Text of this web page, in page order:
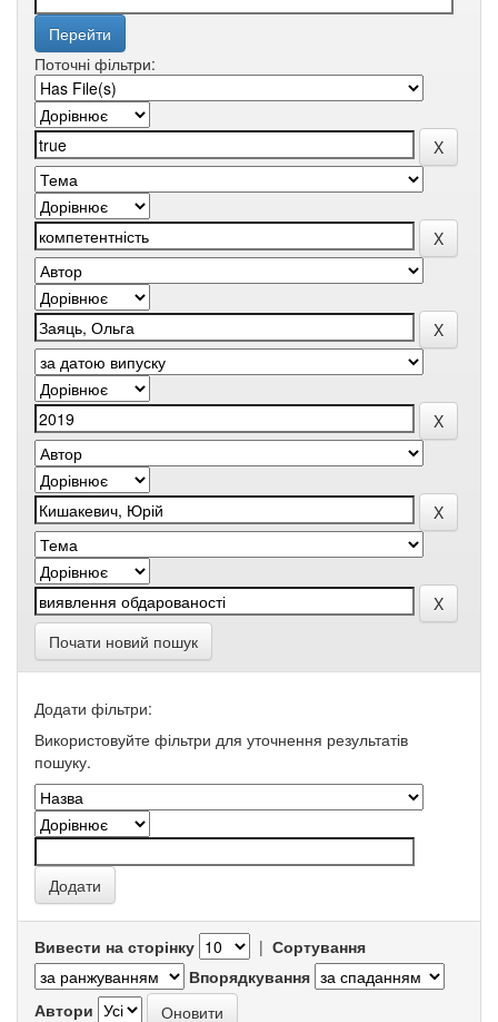
Поточні фільтри:
Почати новий пошук
Додати фільтри:
Використовуйте фільтри для уточнення результатів
пошуку.
Вивести на сторінку | Сортування
Впорядкування
Автори